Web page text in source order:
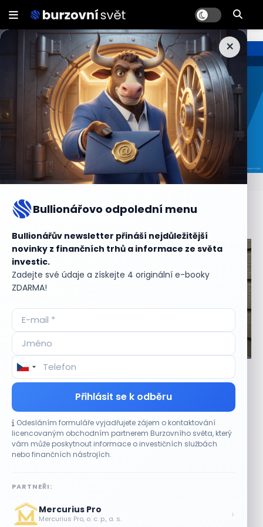
×
Bullionářovo odpolední menu
Bullionářův newsletter přináší nejdůležitější
novinky z finančních trhů a informace ze světa
investic.
Zadejte své údaje a získejte 4 originální e-booky
ZDARMA!
Přihlásit se k odběru
Odesláním formuláře vyjadřujete zájem o kontaktování
licencovaným obchodním partnerem Burzovního světa, který
vám může poskytnout informace o investičních službách
nebo finančních nástrojích.
PARTNEŘI:
Mercurius Pro
Mercurius Pro, o. c. p., a. s. ›
Alternativní investice.
ALTERNATIVNÍ INVESTICE
Base Power získal miliardu dolarů na rozvoj
domácích bateriových úložišť
Americký startup Base Power získal v novém investičním
kole 1 miliardu dolarů, kterou využije k dalšímu rozšiřování
své sítě domácích...
Lamborghini oslavuje výročí v Japonsku